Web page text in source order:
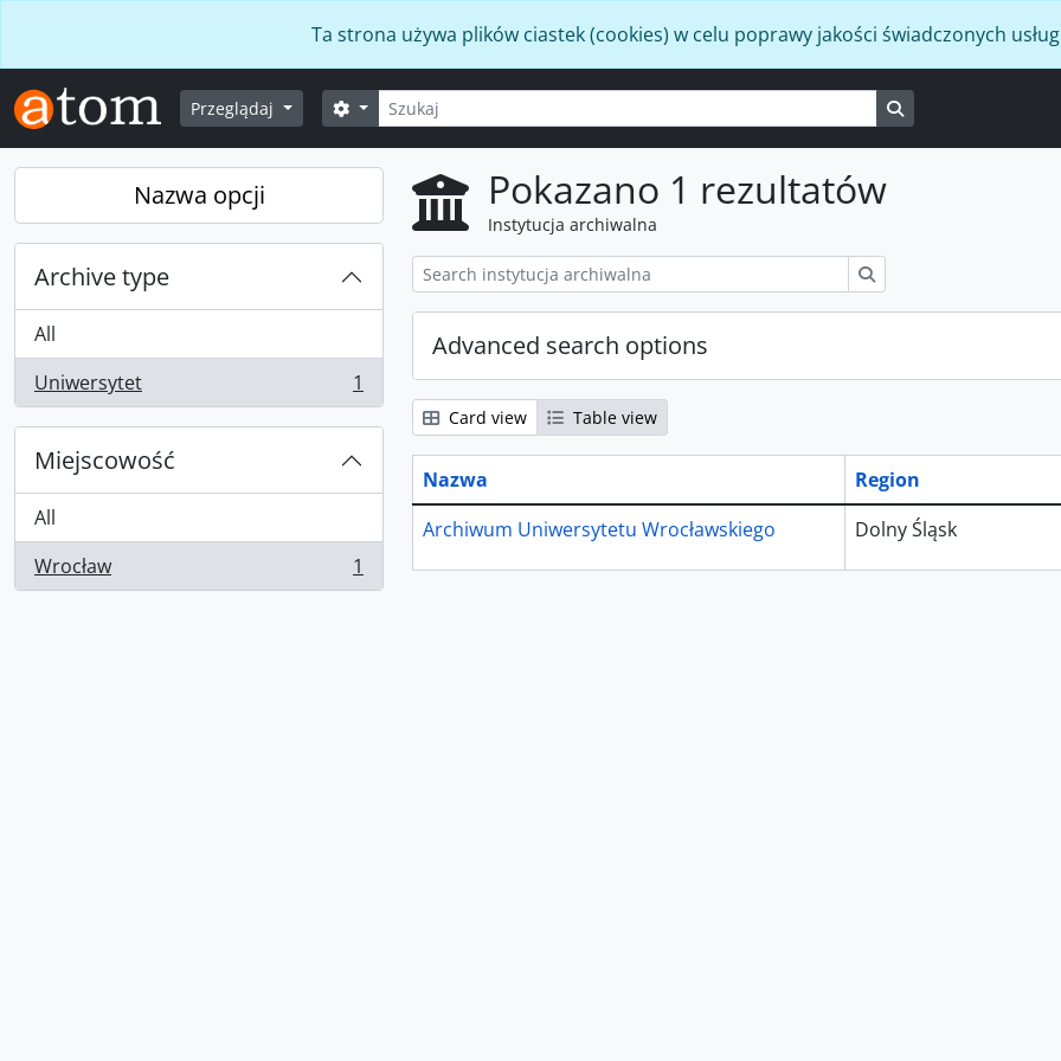
Ta strona używa plików ciastek (cookies) w celu poprawy jakości świadczonych
Przeglądaj Szukaj
Opcje wyszukiwania
Nazwa opcji
Archive type
All
Uniwersytet
, 1 results 1
Miejscowość
All
Wrocław
, 1 results 1
Pokazano 1 rezultatów
Instytucja archiwalna
Advanced search options
Card view Table view
Nazwa
Region
Archiwum Uniwersytetu Wrocławskiego
Dolny Śląsk